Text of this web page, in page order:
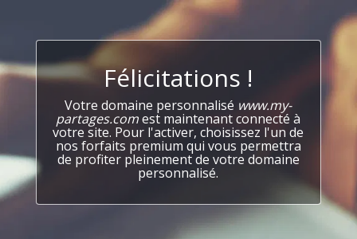
Félicitations !
Votre domaine personnalisé www.my-
partages.comest maintenant connecté à
votre site. Pour l'activer, choisissez l'un de
nos forfaits premium qui vous permettra
de profiter pleinement de votre domaine
personnalisé.